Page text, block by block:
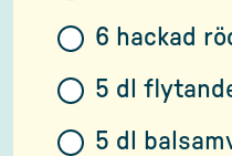
6 hackad
5 dl
5 dl